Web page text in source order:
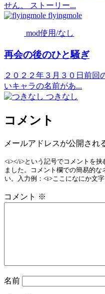
せん。 ストーリー...
flyingmole
mod使用/なし
再会の後のひと騒ぎ
２０２２年３月３０日前回
いキャラの名前があ...
つきなし
コメント
メールアドレスが公開され
<i></i>という記号でコメントを
ました。コメント欄での簡易的
い。入力例：<i>ここになにか文
コメント ※
名前